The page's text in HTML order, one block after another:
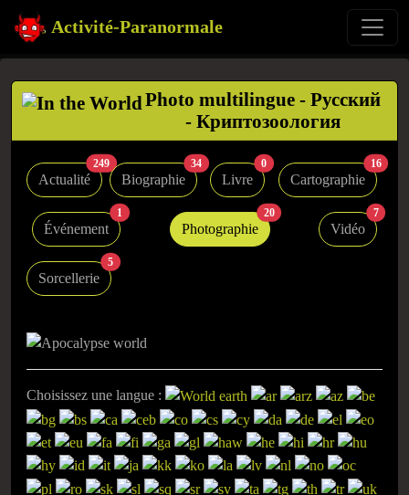
Activité-Paranormale
Photo multilingue - Русский
- Криптозоология
Actualité
249
Biographie
34
Livre
0
Cartographie
16
Événement
1
Photographie
20
Vidéo
7
Sorcellerie
5
Choisissez une langue :